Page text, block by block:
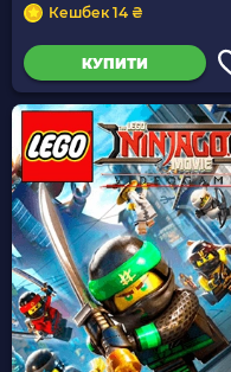
Кешбек 14 ₴
КУПИТИ